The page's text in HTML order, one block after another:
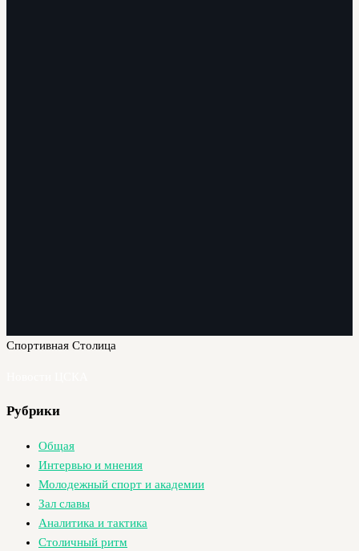
Спортивная Столица
Рубрики
Общая
Интервью и мнения
Молодежный спорт и академии
Зал славы
Аналитика и тактика
Столичный ритм